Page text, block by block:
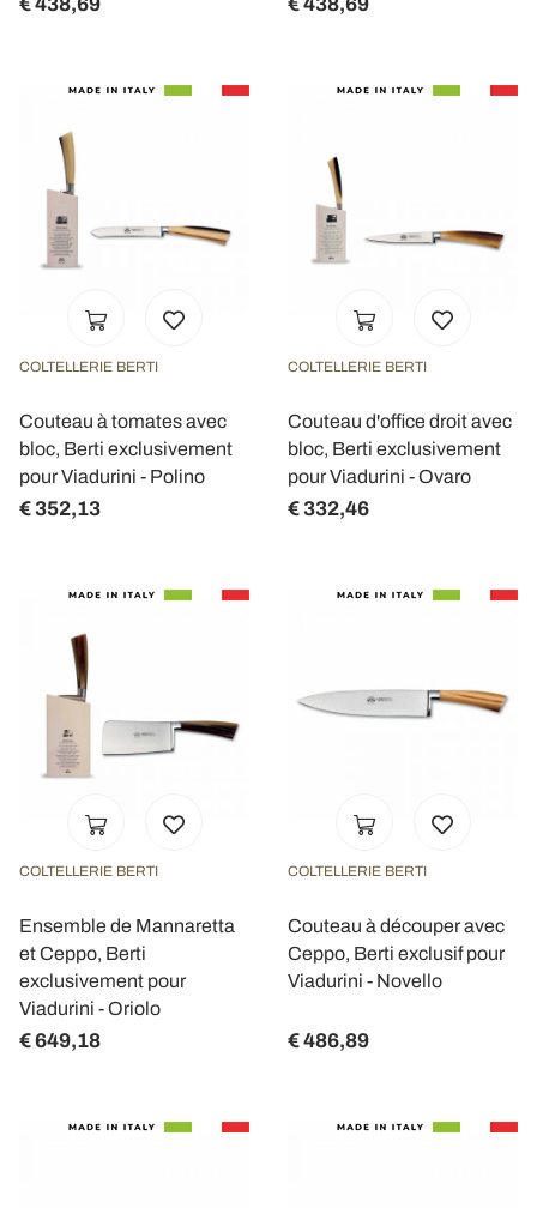
COLTELLERIE BERTI
Couteau à tomates avec
bloc, Berti exclusivement
pour Viadurini - Polino
€ 352,13
COLTELLERIE BERTI
Couteau d'office droit avec
bloc, Berti exclusivement
pour Viadurini - Ovaro
€ 332,46
COLTELLERIE BERTI
Ensemble de Mannaretta
et Ceppo, Berti
exclusivement pour
Viadurini - Oriolo
€ 649,18
COLTELLERIE BERTI
Couteau à découper avec
Ceppo, Berti exclusif pour
Viadurini - Novello
€ 486,89